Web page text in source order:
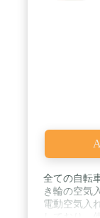
て、紙媒体
す。
はダウンロ
ズ：長さ
420g、 ■使
分以内 / 【
年（ご購入
にご満足頂
スタッフが
に対応させ
不具合と診
定に基づき
償での修理
用される際
せて頂きま
全ての自転
き輪の空気
電動空気入